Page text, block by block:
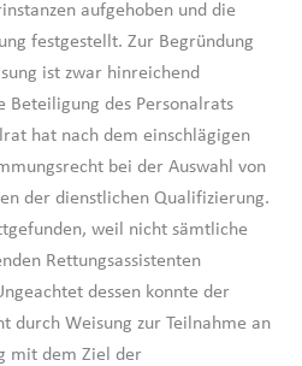
aufgehoben und die
festgestellt. Zur Begründung
ist zwar hinreichend
Beteiligung des Personalrats
hat nach dem einschlägigen
bei der Auswahl von
der dienstlichen Qualifizierung.
weil nicht sämtliche
Rettungsassistenten
dessen konnte der
durch Weisung zur Teilnahme an
mit dem Ziel der